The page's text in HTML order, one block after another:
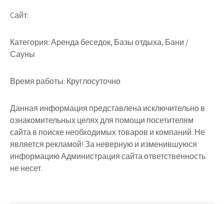
Cайт:
Категория:Аренда беседок, Базы отдыха, Бани /
Сауны
Время работы: Круглосуточно
Данная информация представлена исключительно в
ознакомительных целях для помощи посетителям
сайта в поиске необходимых товаров и компаний. Не
является рекламой! За неверную и изменившуюся
информацию Администрация сайта ответственность
не несет.